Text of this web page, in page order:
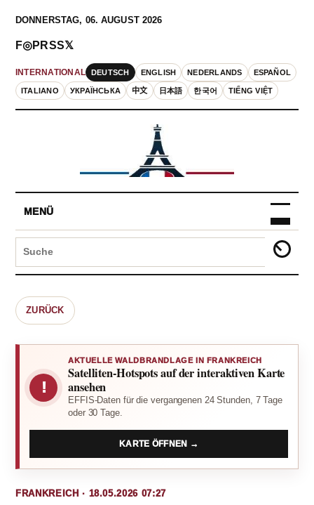
DONNERSTAG, 06. AUGUST 2026
INTERNATIONAL DEUTSCH ENGLISH NEDERLANDS ESPAÑOL
ITALIANO УКРАЇНСЬКА 中文 日本語 한국어 TIẾNG VIỆT
F◎PRSS𝕏
MENÜ
ZURÜCK
!
AKTUELLE WALDBRANDLAGE IN FRANKREICH
Satelliten-Hotspots auf der interaktiven Karte
ansehen
EFFIS-Daten für die vergangenen 24 Stunden, 7 Tage
oder 30 Tage.
KARTE ÖFFNEN →
FRANKREICH · 18.05.2026 07:27